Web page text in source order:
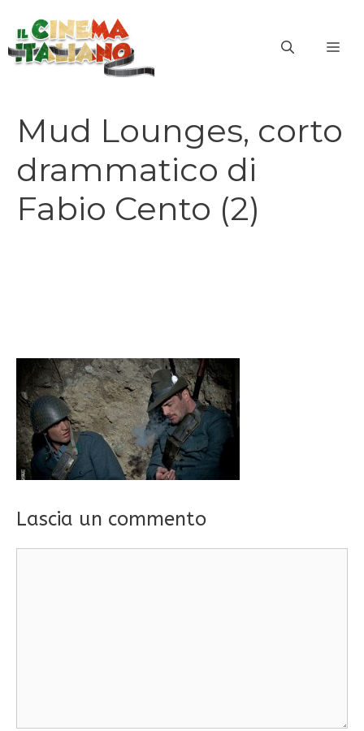
contenuto
Mud Lounges, corto
drammatico di
Fabio Cento (2)
Lascia un commento